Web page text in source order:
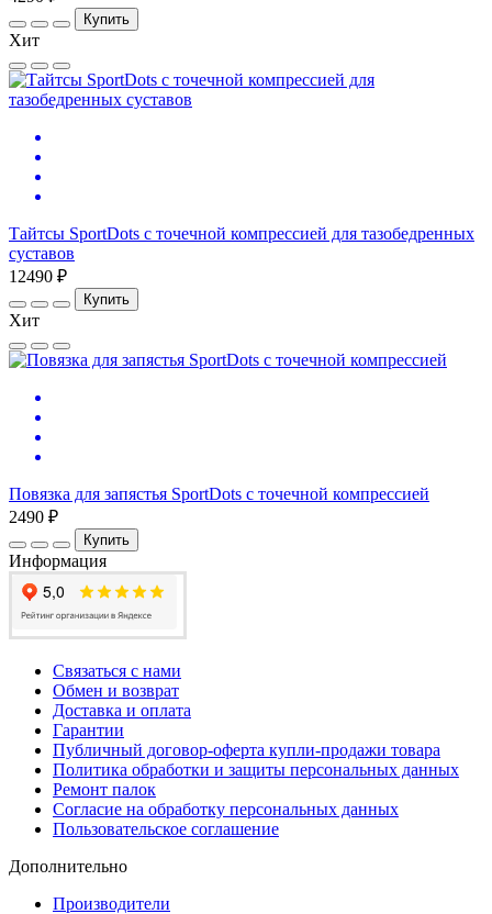
Купить
Хит
Тайтсы SportDots с точечной компрессией для тазобедренных
суставов
12490 ₽
Купить
Хит
Повязка для запястья SportDots с точечной компрессией
2490 ₽
Купить
Информация
Связаться с нами
Обмен и возврат
Доставка и оплата
Гарантии
Публичный договор-оферта купли-продажи товара
Политика обработки и защиты персональных данных
Ремонт палок
Согласие на обработку персональных данных
Пользовательское соглашение
Дополнительно
Производители